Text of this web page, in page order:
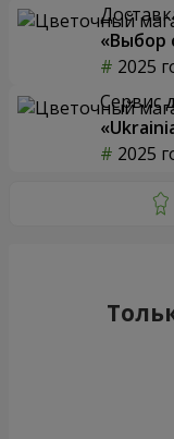
«Выбор
2025
Сервис
2025